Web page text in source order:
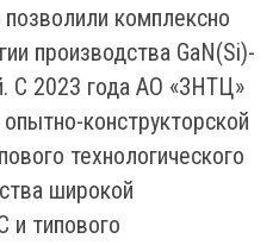
комплексно
производства GaN(Si)-
С 2023 года АО «ЗНТЦ»
конструкторской
технологического
широкой
типового